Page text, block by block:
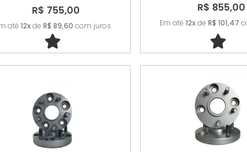
R$ 755,00
até 12xde R$ 89,60 com juros
R$ 855,00
Em até 12xde R$ 101,47